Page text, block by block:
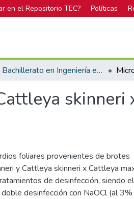
en el Repositorio TEC? Políticas
Bachillerato en Ingeniería en Biotecnología
skinneri
foliares provenientes de brotes
y Cattleya skinneri x Cattleya
de desinfección, siendo el
desinfección con NaOCl (al